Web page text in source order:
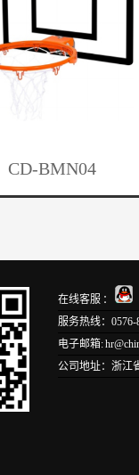
CD-BMN04
在线客服 ：
服务热线：0576-
电子邮箱:
公司地址：浙江